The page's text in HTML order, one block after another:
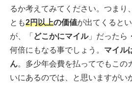
るか考えてみてください。つまり、
とも2円以上の価値が出てくると
が、「 どこかにマイル」だったら
何倍にもなる事でしょう。 マイル
ん。多少年会費を払ってでもこの
いにあるのでは、と思いますがい